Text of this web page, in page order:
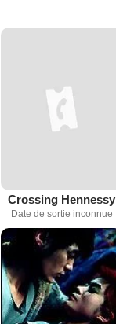
Crossing Hennessy
Date de sortie inconnue